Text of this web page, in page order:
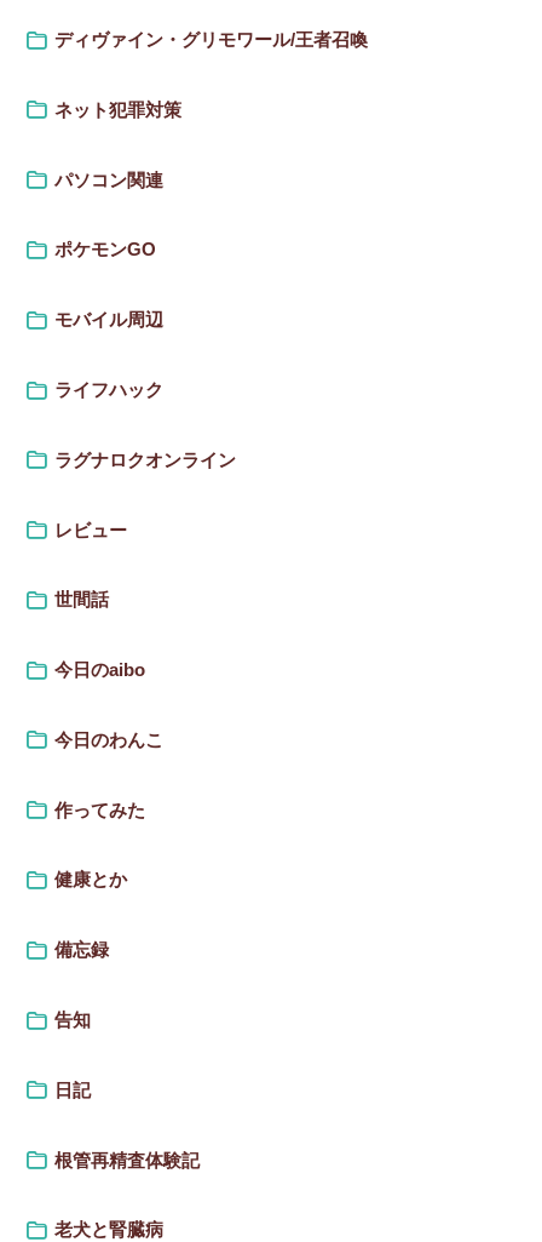
ディヴァイン・グリモワール/王者召喚
ネット犯罪対策
パソコン関連
ポケモンGO
モバイル周辺
ライフハック
ラグナロクオンライン
レビュー
世間話
今日のaibo
今日のわんこ
作ってみた
健康とか
備忘録
告知
日記
根管再精査体験記
老犬と腎臓病